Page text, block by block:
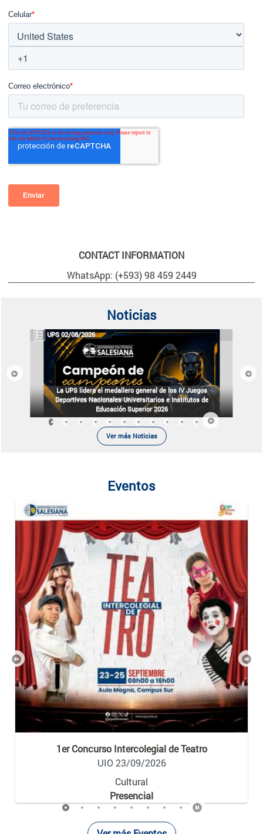
CONTACT INFORMATION
WhatsApp: (+593) 98 459 2449
Noticias
UPS 02/08/2026
La UPS lidera el medallero general de los IV Juegos
Deportivos Nacionales Universitarios e Institutos de
Educación Superior 2026
Previous Next
Ver más Noticias
Eventos
1er Concurso Intercolegial de Teatro
UIO 23/09/2026
Cultural
Presencial
Previous